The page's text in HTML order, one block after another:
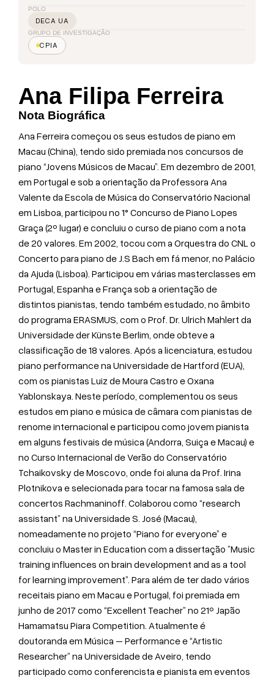
POLO
DECA UA
GRUPO DE INVESTIGAÇÃO
CPIA
Ana Filipa Ferreira
Nota Biográfica
Ana Ferreira começou os seus estudos de piano em
Macau (China), tendo sido premiada nos concursos de
piano “Jovens Músicos de Macau”. Em dezembro de 2001,
em Portugal e sob a orientação da Professora Ana
Valente da Escola de Música do Conservatório Nacional
em Lisboa, participou no 1° Concurso de Piano Lopes
Graça (2º lugar) e concluiu o curso de piano com a nota
de 20 valores. Em 2002, tocou com a Orquestra do CNL o
Concerto para piano de J.S Bach em fá menor, no Palácio
da Ajuda (Lisboa). Participou em várias masterclasses em
Portugal, Espanha e França sob a orientação de
distintos pianistas, tendo também estudado, no âmbito
do programa ERASMUS, com o Prof. Dr. Ulrich Mahlert da
Universidade der Künste Berlim, onde obteve a
classificação de 18 valores. Após a licenciatura, estudou
piano performance na Universidade de Hartford (EUA),
com os pianistas Luiz de Moura Castro e Oxana
Yablonskaya. Neste período, complementou os seus
estudos em piano e música de câmara com pianistas de
renome internacional e participou como jovem pianista
em alguns festivais de música (Andorra, Suiça e Macau) e
no Curso Internacional de Verão do Conservatório
Tchaikovsky de Moscovo, onde foi aluna da Prof. Irina
Plotnikova e selecionada para tocar na famosa sala de
concertos Rachmaninoff. Colaborou como “research
assistant” na Universidade S. José (Macau),
nomeadamente no projeto “Piano for everyone” e
concluiu o Master in Education com a dissertação ”Music
training influences on brain development and as a tool
for learning improvement”. Para além de ter dado vários
receitais piano em Macau e Portugal, foi premiada em
junho de 2017 como “Excellent Teacher” no 21º Japão
Hamamatsu Piara Competition. Atualmente é
doutoranda em Música – Performance e “Artistic
Researcher” na Universidade de Aveiro, tendo
participado como conferencista e pianista em eventos